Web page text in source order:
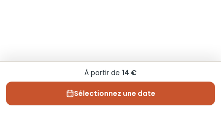
À partir de 14 €
Sélectionnez une date